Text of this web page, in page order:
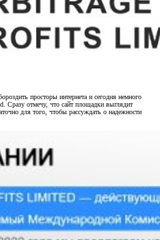
просторы интернета и сегодня немного
Сразу отмечу, что сайт площадки выглядит
для того, чтобы рассуждать о надежности